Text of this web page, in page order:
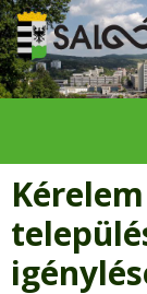
Kilépés
a
tartalomba